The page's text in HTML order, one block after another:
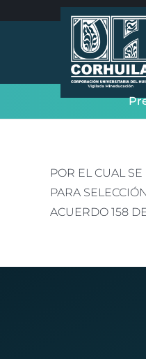
POR EL CUAL
PARA
ACUERDO 158